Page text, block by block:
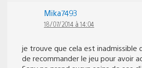
Mika7493
18/07/2014 à 14:04
je trouve que cela est inadmissible
de recommander le jeu pour avoir